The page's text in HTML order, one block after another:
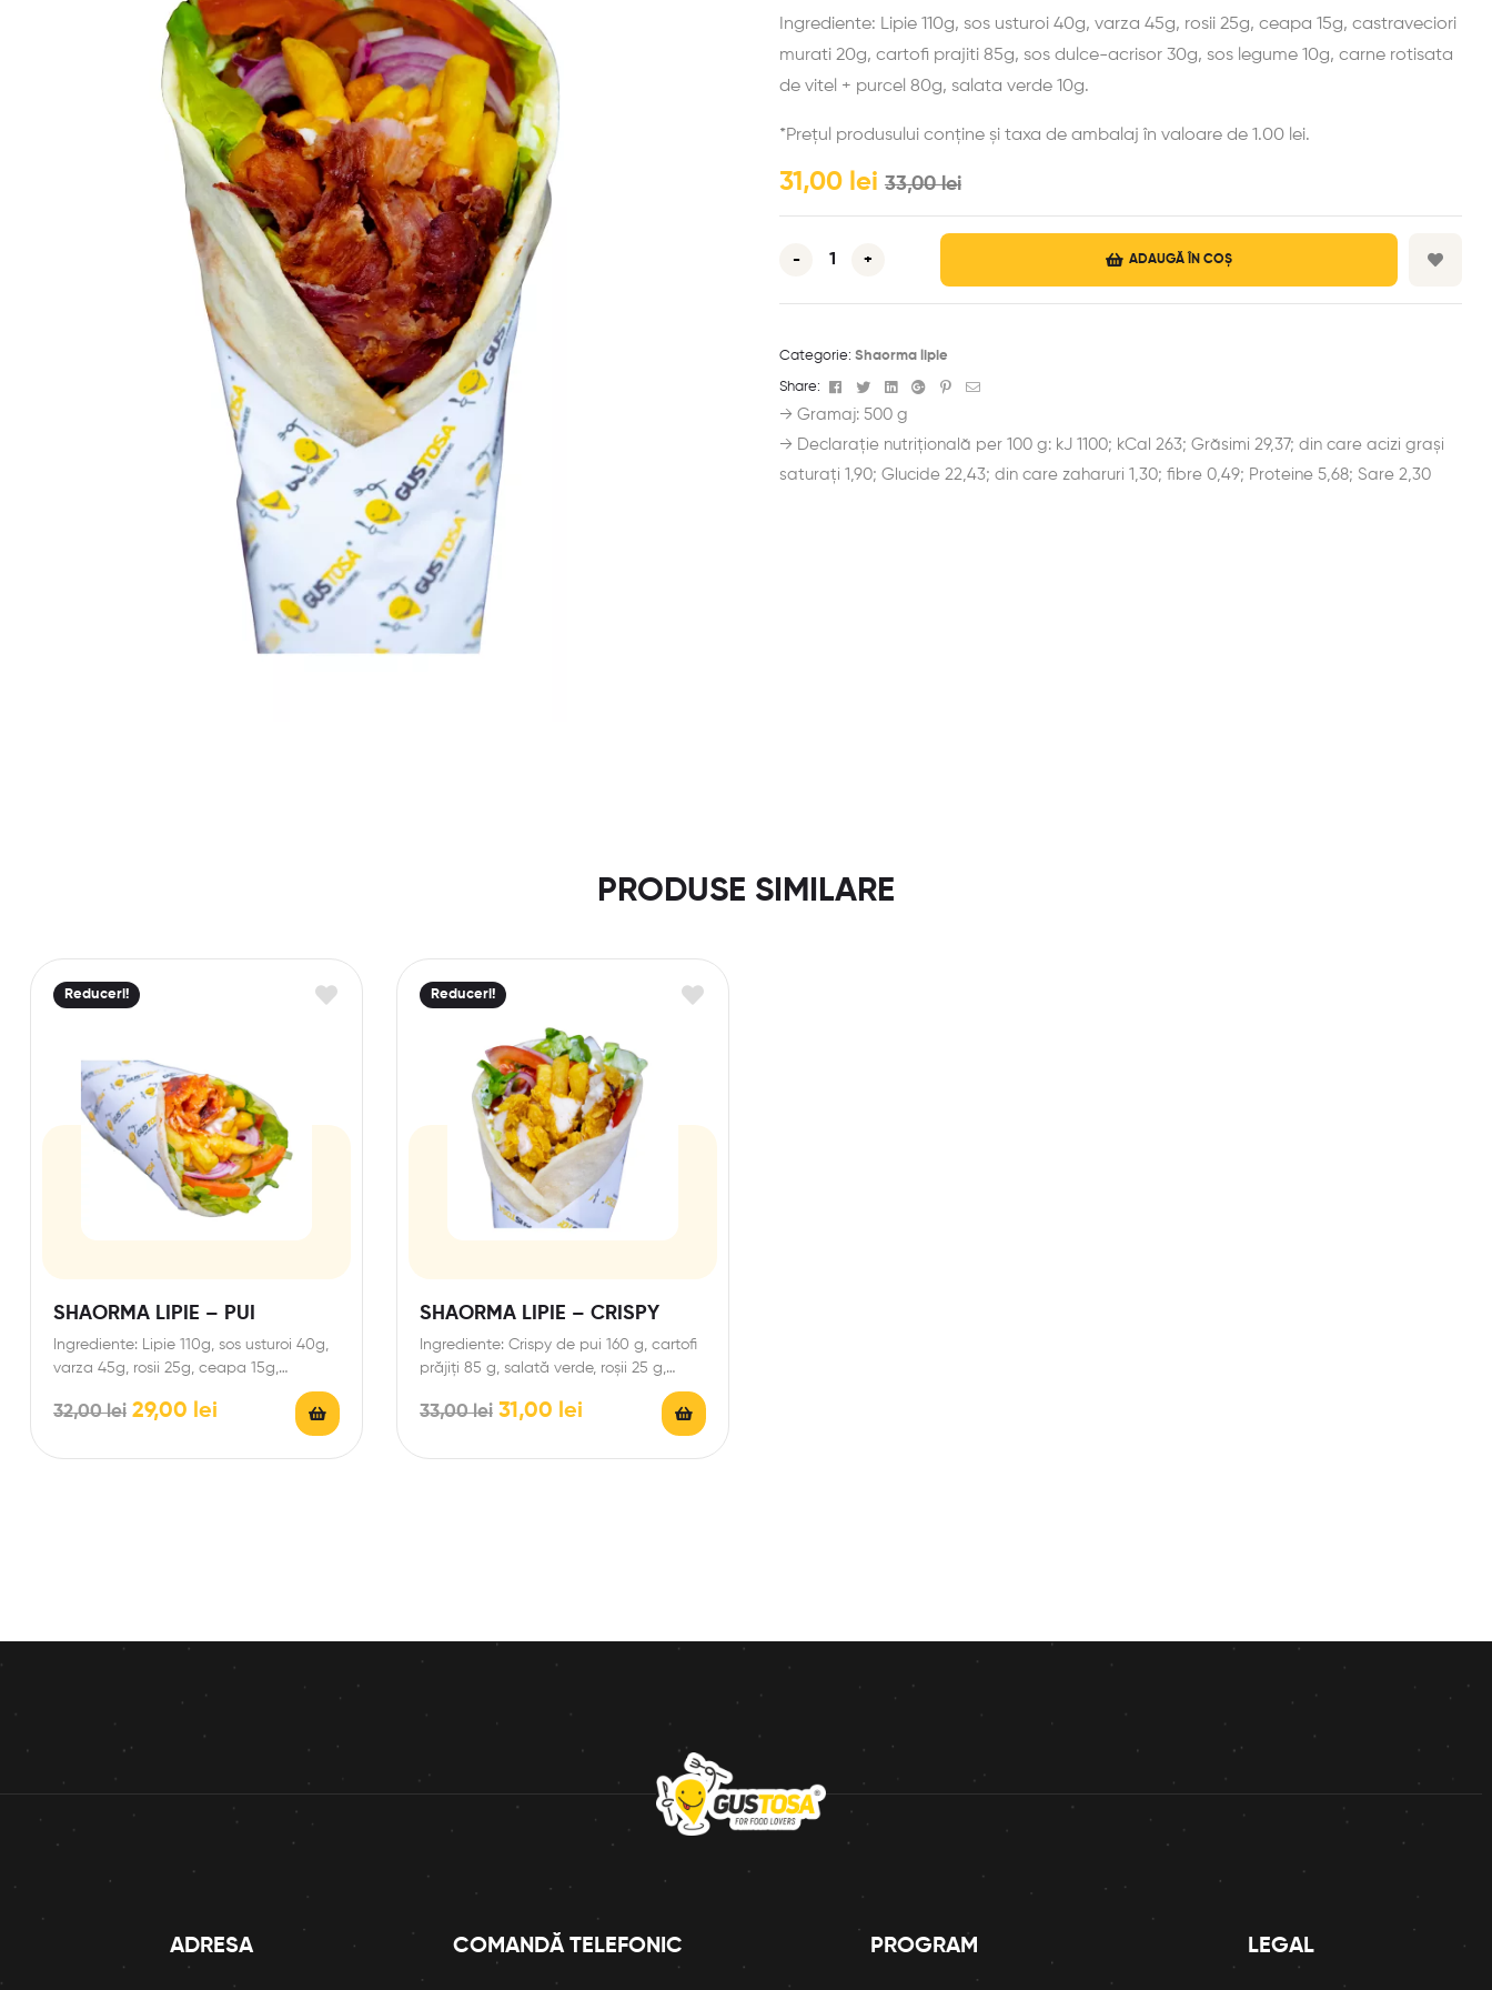
Ingrediente: Lipie 110g, sos usturoi 40g, varza 45g, rosii 25g, ceapa 15g, castraveciori
murati 20g, cartofi prajiti 85g, sos dulce-acrisor 30g, sos legume 10g, carne rotisata
de vitel + purcel 80g, salata verde 10g.
*Prețul produsului conține și taxa de ambalaj în valoare de 1.00 lei.
33,00lei
31,00 lei
- + ADAUGĂ ÎN COȘ
Categorie: Shaorma lipie
Share: Facebook
TwitterLinkedinGoogle+Pinterest
E-
→ Gramaj: 500 g
→ Declarație nutrițională per 100 g: kJ 1100; kCal 263; Grăsimi 29,37; din care acizi grași
saturați 1,90; Glucide 22,43; din care zaharuri 1,30; fibre 0,49; Proteine 5,68; Sare 2,30
PRODUSE SIMILARE
Reduceri!
SHAORMA LIPIE – PUI
Ingrediente: Lipie 110g, sos usturoi 40g,
varza 45g, rosii 25g, ceapa 15g,
32,00lei 29,00 lei
Reduceri!
SHAORMA LIPIE – CRISPY
Ingrediente: Crispy de pui 160 g, cartofi
prăjiți 85 g, salată verde, roșii 25 g,…
33,00lei 31,00 lei
ADRESA COMANDĂ TELEFONIC PROGRAM LEGAL